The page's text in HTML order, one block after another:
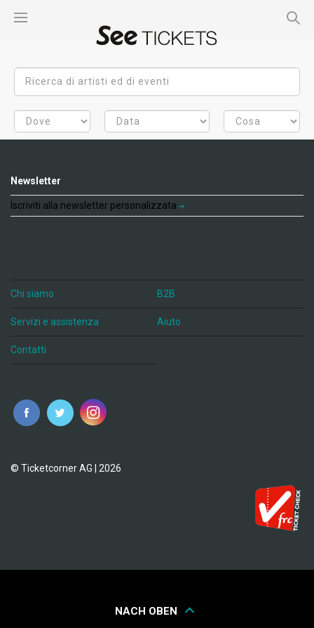
Newsletter
Iscriviti alla newsletter personalizzata
Chi siamo B2B
Servizi e assistenza Aiuto
Contatti
© Ticketcorner AG | 2026
NACH OBEN